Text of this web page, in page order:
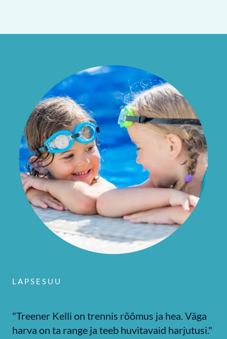
LAPSESUU
"Treener Kelli on trennis rõõmus ja hea. Väga
harva on ta range ja teeb huvitavaid harjutusi."